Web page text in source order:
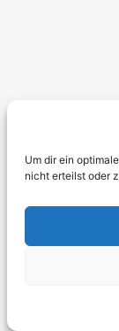
Um dir ein
nicht erteilst oder